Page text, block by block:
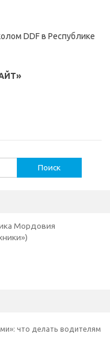
DDF в Республике
Мордовия
что делать водителям